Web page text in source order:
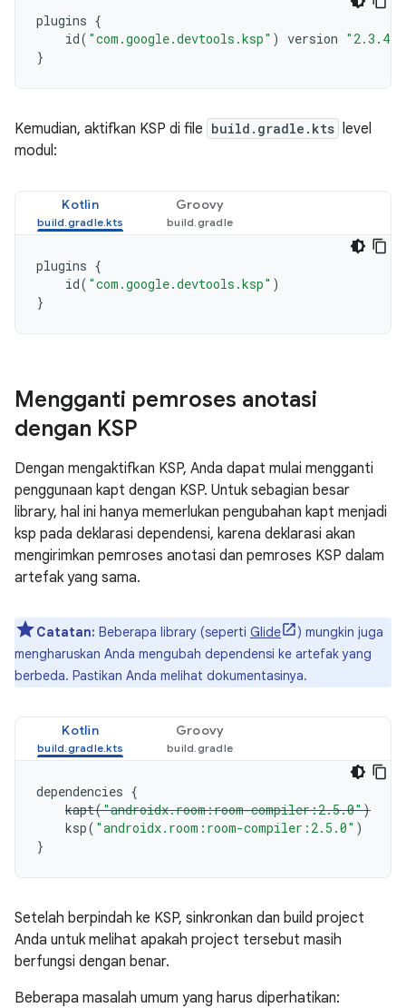
plugins {
id( "com.google.devtools.ksp" ) version "2.3.4"
}
Kemudian, aktifkan KSP di file build.gradle.kts level
modul:
Kotlin Groovy
plugins {
id( "com.google.devtools.ksp" )
}
Mengganti pemroses anotasi
dengan KSP
Dengan mengaktifkan KSP, Anda dapat mulai mengganti
penggunaan kapt dengan KSP. Untuk sebagian besar
library, hal ini hanya memerlukan pengubahan kapt menjadi
ksp pada deklarasi dependensi, karena deklarasi akan
mengirimkan pemroses anotasi dan pemroses KSP dalam
artefak yang sama.
Catatan: Beberapa library (seperti Glide
) mungkin juga
mengharuskan Anda mengubah dependensi ke artefak yang
berbeda. Pastikan Anda melihat dokumentasinya.
Kotlin Groovy
dependencies {
kapt("androidx.room:room-compiler:2.5.0")
ksp( "androidx.room:room-compiler:2.5.0" )
}
Setelah berpindah ke KSP, sinkronkan dan build project
Anda untuk melihat apakah project tersebut masih
berfungsi dengan benar.
Beberapa masalah umum yang harus diperhatikan: